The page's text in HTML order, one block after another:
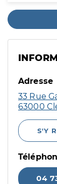
Adresse
33 Rue
63000
S'Y
04